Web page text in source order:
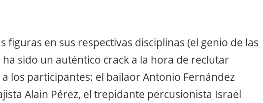
figuras en sus respectivas disciplinas (el genio de las
sido un auténtico crack a la hora de reclutar
los participantes: el bailaor Antonio Fernández
Alain Pérez, el trepidante percusionista Israel